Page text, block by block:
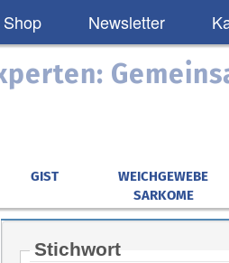
Shop Newsletter
GIST
WEICHGEWEBE
SARKOME
Stichwort